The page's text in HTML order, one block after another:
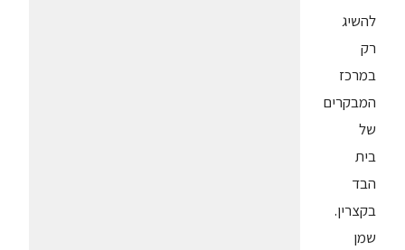
להשיג
רק
במרכז
המבקרים
של
בית
הבד
בקצרין.
שמן